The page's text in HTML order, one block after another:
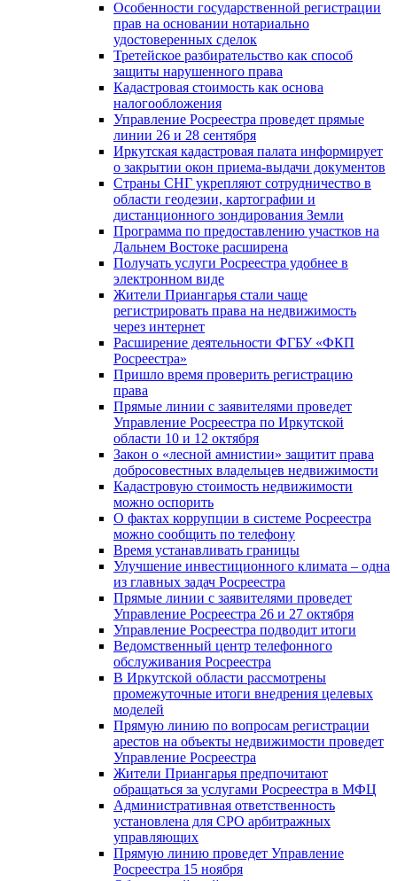
Особенности государственной регистрации
прав на основании нотариально
удостоверенных сделок
Третейское разбирательство как способ
защиты нарушенного права
Кадастровая стоимость как основа
налогообложения
Управление Росреестра проведет прямые
линии 26 и 28 сентября
Иркутская кадастровая палата информирует
о закрытии окон приема-выдачи документов
Страны СНГ укрепляют сотрудничество в
области геодезии, картографии и
дистанционного зондирования Земли
Программа по предоставлению участков на
Дальнем Востоке расширена
Получать услуги Росреестра удобнее в
электронном виде
Жители Приангарья стали чаще
регистрировать права на недвижимость
через интернет
Расширение деятельности ФГБУ «ФКП
Росреестра»
Пришло время проверить регистрацию
права
Прямые линии с заявителями проведет
Управление Росреестра по Иркутской
области 10 и 12 октября
Закон о «лесной амнистии» защитит права
добросовестных владельцев недвижимости
Кадастровую стоимость недвижимости
можно оспорить
О фактах коррупции в системе Росреестра
можно сообщить по телефону
Время устанавливать границы
Улучшение инвестиционного климата – одна
из главных задач Росреестра
Прямые линии с заявителями проведет
Управление Росреестра 26 и 27 октября
Управление Росреестра подводит итоги
Ведомственный центр телефонного
обслуживания Росреестра
В Иркутской области рассмотрены
промежуточные итоги внедрения целевых
моделей
Прямую линию по вопросам регистрации
арестов на объекты недвижимости проведет
Управление Росреестра
Жители Приангарья предпочитают
обращаться за услугами Росреестра в МФЦ
Административная ответственность
установлена для СРО арбитражных
управляющих
Прямую линию проведет Управление
Росреестра 15 ноября